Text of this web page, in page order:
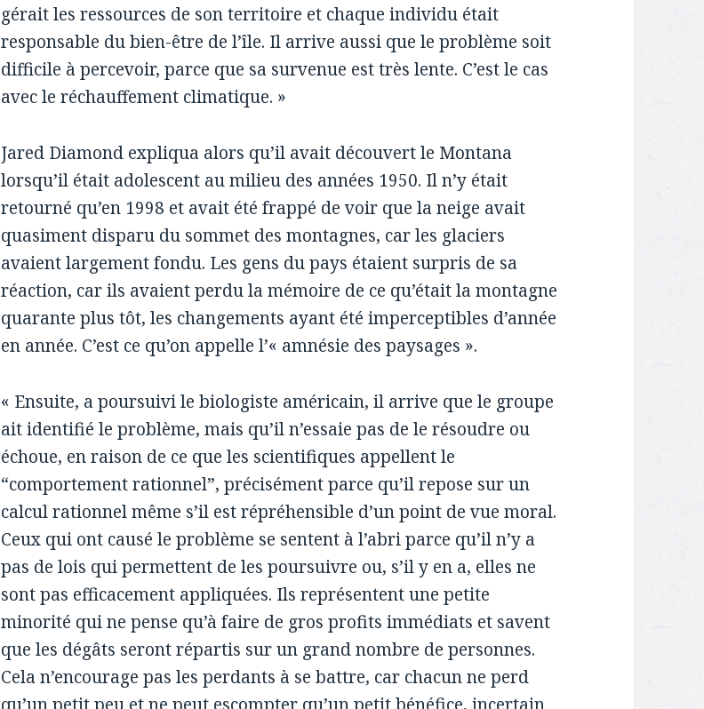
gérait les ressources de son territoire et chaque individu était
responsable du bien-être de l’île. Il arrive aussi que le problème soit
difficile à percevoir, parce que sa survenue est très lente. C’est le cas
avec le réchauffement climatique. »
Jared Diamond expliqua alors qu’il avait découvert le Montana
lorsqu’il était adolescent au milieu des années 1950. Il n’y était
retourné qu’en 1998 et avait été frappé de voir que la neige avait
quasiment disparu du sommet des montagnes, car les glaciers
avaient largement fondu. Les gens du pays étaient surpris de sa
réaction, car ils avaient perdu la mémoire de ce qu’était la montagne
quarante plus tôt, les changements ayant été imperceptibles d’année
en année. C’est ce qu’on appelle l’« amnésie des paysages ».
« Ensuite, a poursuivi le biologiste américain, il arrive que le groupe
ait identifié le problème, mais qu’il n’essaie pas de le résoudre ou
échoue, en raison de ce que les scientifiques appellent le
“comportement rationnel”, précisément parce qu’il repose sur un
calcul rationnel même s’il est répréhensible d’un point de vue moral.
Ceux qui ont causé le problème se sentent à l’abri parce qu’il n’y a
pas de lois qui permettent de les poursuivre ou, s’il y en a, elles ne
sont pas efficacement appliquées. Ils représentent une petite
minorité qui ne pense qu’à faire de gros profits immédiats et savent
que les dégâts seront répartis sur un grand nombre de personnes.
Cela n’encourage pas les perdants à se battre, car chacun ne perd